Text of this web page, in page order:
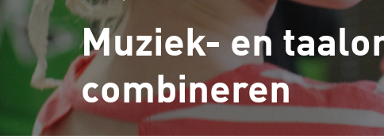
Muziek- en
combineren